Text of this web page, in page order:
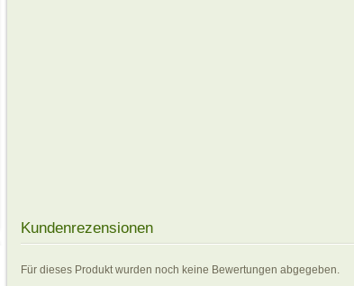
Kundenrezensionen
Für dieses Produkt wurden noch keine Bewertungen abgegeben.